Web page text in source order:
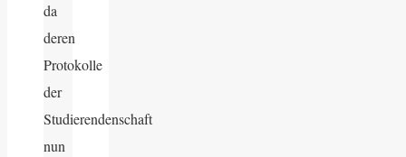
da
deren
Protokolle
der
Studierendenschaft
nun